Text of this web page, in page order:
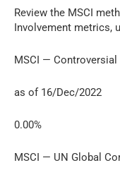
Review the MSCI
Involvement metrics,
MSCI — Controversial
as of 16/Dec/2022
0.00%
MSCI — UN Global